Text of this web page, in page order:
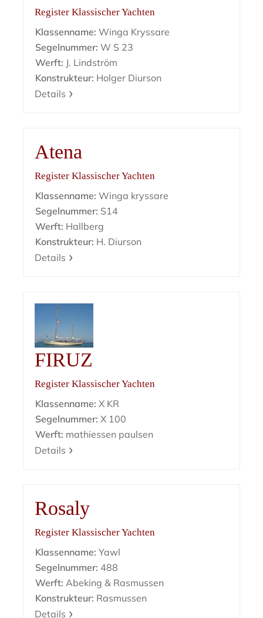
Register Klassischer Yachten
Klassenname: Winga Kryssare
Segelnummer: W S 23
Werft: J. Lindström
Konstrukteur: Holger Diurson
Details
Atena
Register Klassischer Yachten
Klassenname: Winga kryssare
Segelnummer: S14
Werft: Hallberg
Konstrukteur: H. Diurson
Details
FIRUZ
Register Klassischer Yachten
Klassenname: X KR
Segelnummer: X 100
Werft: mathiessen paulsen
Details
Rosaly
Register Klassischer Yachten
Klassenname: Yawl
Segelnummer: 488
Werft: Abeking & Rasmussen
Konstrukteur: Rasmussen
Details